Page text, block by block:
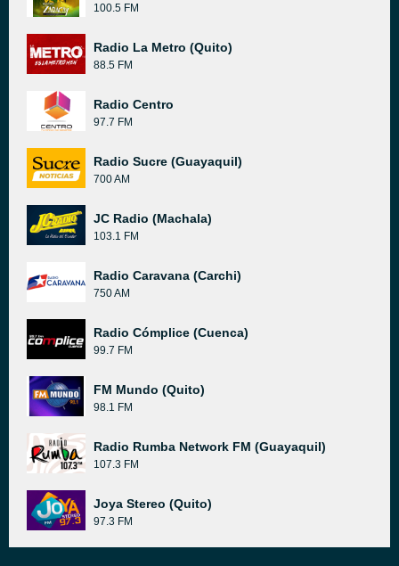
100.5 FM
Radio La Metro (Quito)
88.5 FM
Radio Centro
97.7 FM
Radio Sucre (Guayaquil)
700 AM
JC Radio (Machala)
103.1 FM
Radio Caravana (Carchi)
750 AM
Radio Cómplice (Cuenca)
99.7 FM
FM Mundo (Quito)
98.1 FM
Radio Rumba Network FM (Guayaquil)
107.3 FM
Joya Stereo (Quito)
97.3 FM